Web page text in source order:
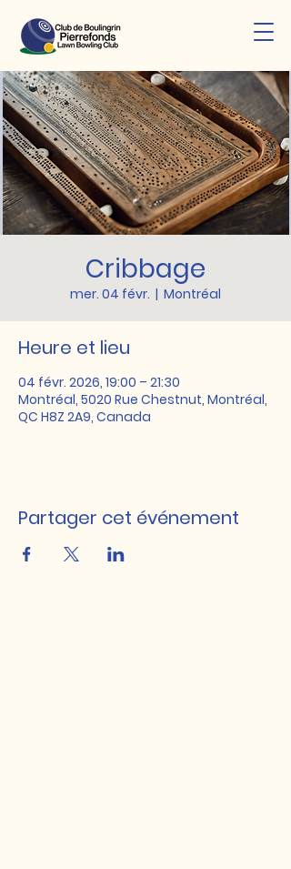
Cribbage
mer. 04 févr.
  |
Montréal
Heure et lieu
04 févr. 2026, 19:00 – 21:30
Montréal, 5020 Rue Chestnut, Montréal,
QC H8Z 2A9, Canada
Partager cet événement